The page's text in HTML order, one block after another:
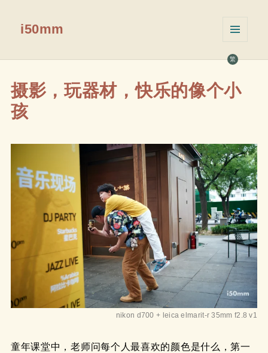
繁
i50mm
挂件
摄影，玩器材，快乐的像个小
孩
nikon d700 + leica elmarit-r 35mm f2.8 v1
童年课堂中，老师问每个人最喜欢的颜色是什么，第一